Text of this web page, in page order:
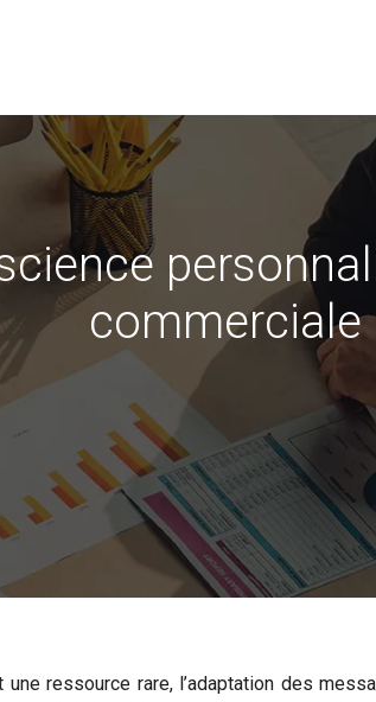
commerciale
ressource rare, l’adaptation des